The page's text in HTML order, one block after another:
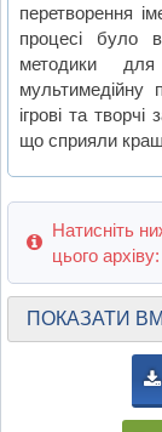
перетворення
процесі було
методики для
мультимедійну
ігрові та
що сприяли
Натисніть
цього архіву:
ПОКАЗАТИ